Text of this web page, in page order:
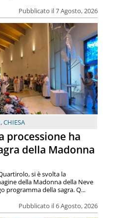
Pubblicato il 7 Agosto, 2026
,CHIESA
processione ha
della Madonna
Pubblicato il 6 Agosto, 2026
si è svolta la
della Madonna della Neve
programma della sagra. Q...